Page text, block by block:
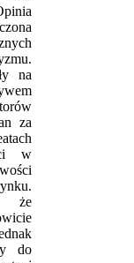
na
za
w
że
do